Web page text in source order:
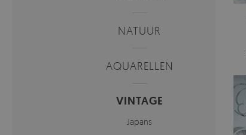
NATUUR
AQUARELLEN
VINTAGE
Japans